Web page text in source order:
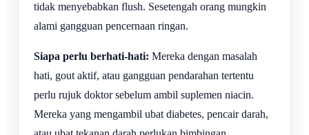
tidak menyebabkan flush. Sesetengah orang mungkin
alami gangguan pencernaan ringan.
Siapa perlu berhati-hati: Mereka dengan masalah
hati, gout aktif, atau gangguan pendarahan tertentu
perlu rujuk doktor sebelum ambil suplemen niacin.
Mereka yang mengambil ubat diabetes, pencair darah,